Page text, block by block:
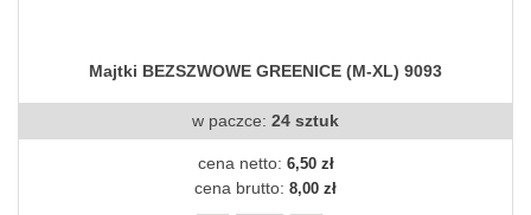
Majtki BEZSZWOWE GREENICE (M-XL) 9093
w paczce: 24 sztuk
cena netto: 6,50 zł
cena brutto: 8,00 zł